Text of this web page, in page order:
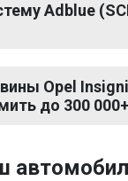
Adblue
Opel
до 300